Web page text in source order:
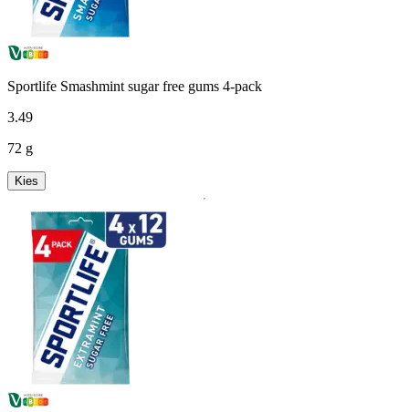
Sportlife Smashmint sugar free gums 4-pack
3.49
72 g
Kies